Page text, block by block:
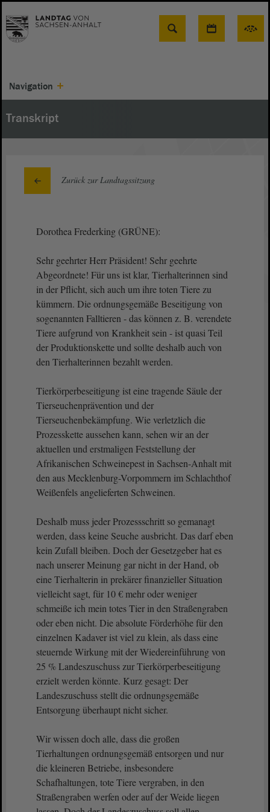
Suche
Navigation
Transkript
Zurück zur Landtagssitzung
Dorothea Frederking (GRÜNE):
Sehr geehrter Herr Präsident! Sehr geehrte
Abgeordnete! Für uns ist klar, Tierhalterinnen sind
in der Pflicht, sich auch um ihre toten Tiere zu
kümmern. Die ordnungsgemäße Beseitigung von
sogenannten Falltieren - das können z. B. verendete
Tiere aufgrund von Krankheit sein - ist quasi Teil
der Produktionskette und sollte deshalb auch von
den Tierhalterinnen bezahlt werden.
Tierkörperbeseitigung ist eine tragende Säule der
Tierseuchenprävention und der
Tierseuchenbekämpfung. Wie verletzlich die
Prozesskette aussehen kann, sehen wir an der
aktuellen und erstmaligen Feststellung der
Afrikanischen Schweinepest in Sachsen-Anhalt mit
den aus Mecklenburg-Vorpommern im Schlachthof
Weißenfels angelieferten Schweinen.
Deshalb muss jeder Prozessschritt so gemanagt
werden, dass keine Seuche ausbricht. Das darf eben
kein Zufall bleiben. Doch der Gesetzgeber hat es
nach unserer Meinung gar nicht in der Hand, ob
eine Tierhalterin in prekärer finanzieller Situation
vielleicht sagt, für 10 € mehr oder weniger
schmeiße ich mein totes Tier in den Straßengraben
oder eben nicht. Die absolute Förderhöhe für den
einzelnen Kadaver ist viel zu klein, als dass eine
steuernde Wirkung mit der Wiedereinführung von
25 % Landeszuschuss zur Tierkörperbeseitigung
erzielt werden könnte. Kurz gesagt: Der
Landeszuschuss stellt die ordnungsgemäße
Entsorgung überhaupt nicht sicher.
Wir wissen doch alle, dass die großen
Tierhaltungen ordnungsgemäß entsorgen und nur
die kleineren Betriebe, insbesondere
Schafhaltungen, tote Tiere vergraben, in den
Straßengraben werfen oder auf der Weide liegen